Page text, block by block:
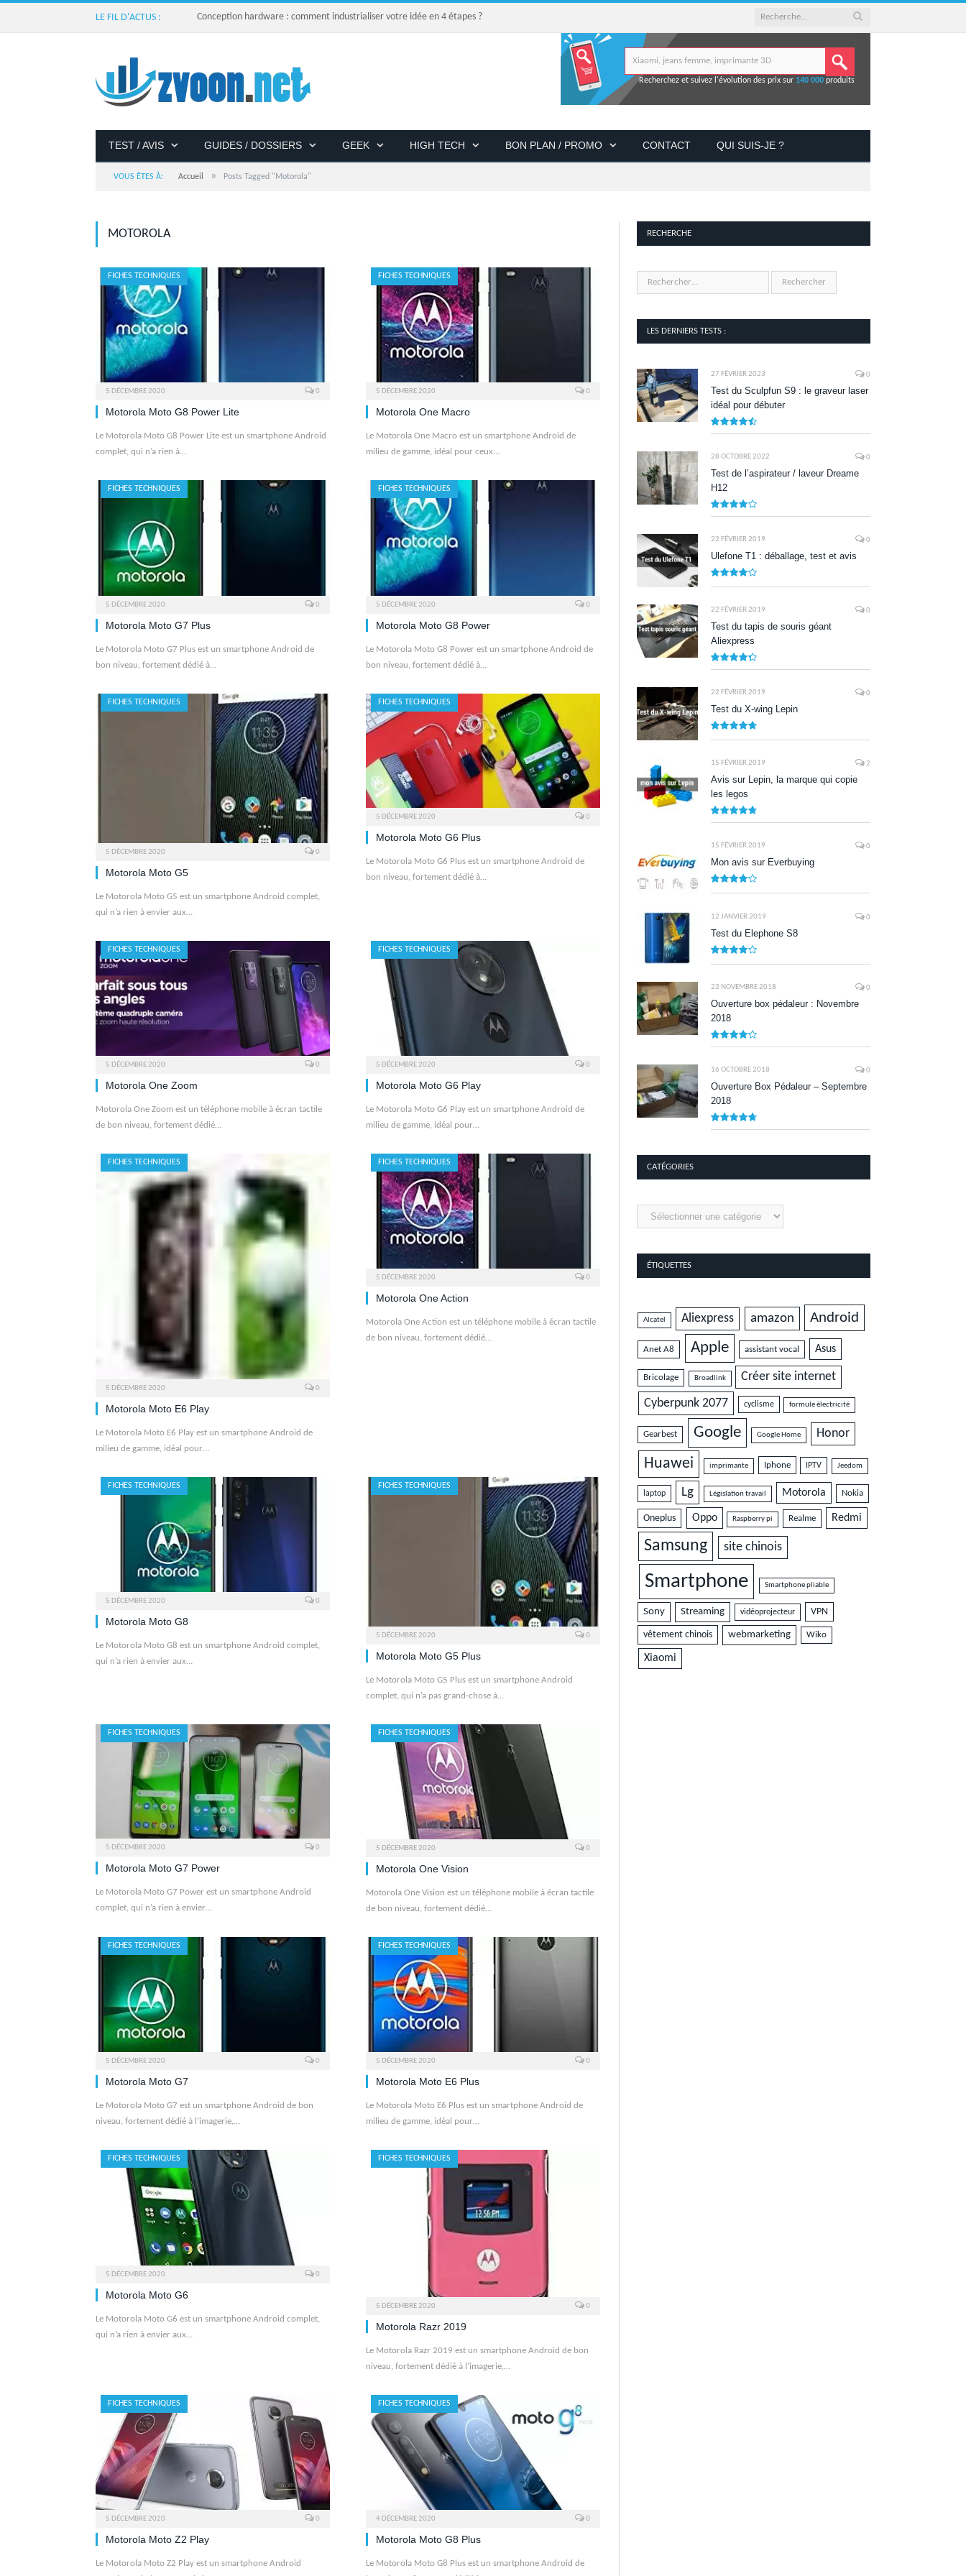
LE FIL D'ACTUS : Conception hardware : comment industrialiser votre idée en 4 étapes ?
Recherchez et suivez l'évolution des prix sur 140 000 produits
TEST / AVIS GUIDES / DOSSIERS GEEK HIGH TECH BON PLAN / PROMO CONTACT QUI SUIS-JE ?
VOUS ÊTES À: Accueil » Posts Tagged "Motorola"
MOTOROLA
FICHES TECHNIQUES
5 DÉCEMBRE 2020 0
Motorola Moto G8 Power Lite
Le Motorola Moto G8 Power Lite est un smartphone Android
complet, qui n’a rien à…
FICHES TECHNIQUES
5 DÉCEMBRE 2020 0
Motorola One Macro
Le Motorola One Macro est un smartphone Android de
milieu de gamme, idéal pour ceux…
FICHES TECHNIQUES
5 DÉCEMBRE 2020 0
Motorola Moto G7 Plus
Le Motorola Moto G7 Plus est un smartphone Android de
bon niveau, fortement dédié à…
FICHES TECHNIQUES
5 DÉCEMBRE 2020 0
Motorola Moto G8 Power
Le Motorola Moto G8 Power est un smartphone Android de
bon niveau, fortement dédié à…
FICHES TECHNIQUES
5 DÉCEMBRE 2020 0
Motorola Moto G5
Le Motorola Moto G5 est un smartphone Android complet,
qui n’a rien à envier aux…
FICHES TECHNIQUES
5 DÉCEMBRE 2020 0
Motorola Moto G6 Plus
Le Motorola Moto G6 Plus est un smartphone Android de
bon niveau, fortement dédié à…
FICHES TECHNIQUES
5 DÉCEMBRE 2020 0
Motorola One Zoom
Motorola One Zoom est un téléphone mobile à écran tactile
de bon niveau, fortement dédié…
FICHES TECHNIQUES
5 DÉCEMBRE 2020 0
Motorola Moto G6 Play
Le Motorola Moto G6 Play est un smartphone Android de
milieu de gamme, idéal pour…
FICHES TECHNIQUES
5 DÉCEMBRE 2020 0
Motorola Moto E6 Play
Le Motorola Moto E6 Play est un smartphone Android de
milieu de gamme, idéal pour…
FICHES TECHNIQUES
5 DÉCEMBRE 2020 0
Motorola One Action
Motorola One Action est un téléphone mobile à écran tactile
de bon niveau, fortement dédié…
FICHES TECHNIQUES
5 DÉCEMBRE 2020 0
Motorola Moto G8
Le Motorola Moto G8 est un smartphone Android complet,
qui n’a rien à envier aux…
FICHES TECHNIQUES
5 DÉCEMBRE 2020 0
Motorola Moto G5 Plus
Le Motorola Moto G5 Plus est un smartphone Android
complet, qui n’a pas grand-chose à…
FICHES TECHNIQUES
5 DÉCEMBRE 2020 0
Motorola Moto G7 Power
Le Motorola Moto G7 Power est un smartphone Android
complet, qui n’a rien à envier…
FICHES TECHNIQUES
5 DÉCEMBRE 2020 0
Motorola One Vision
Motorola One Vision est un téléphone mobile à écran tactile
de bon niveau, fortement dédié…
FICHES TECHNIQUES
5 DÉCEMBRE 2020 0
Motorola Moto G7
Le Motorola Moto G7 est un smartphone Android de bon
niveau, fortement dédié à l’imagerie,…
FICHES TECHNIQUES
5 DÉCEMBRE 2020 0
Motorola Moto E6 Plus
Le Motorola Moto E6 Plus est un smartphone Android de
milieu de gamme, idéal pour…
FICHES TECHNIQUES
5 DÉCEMBRE 2020 0
Motorola Moto G6
Le Motorola Moto G6 est un smartphone Android complet,
qui n’a rien à envier aux…
FICHES TECHNIQUES
5 DÉCEMBRE 2020 0
Motorola Razr 2019
Le Motorola Razr 2019 est un smartphone Android de bon
niveau, fortement dédié à l’imagerie,…
FICHES TECHNIQUES
5 DÉCEMBRE 2020 0
Motorola Moto Z2 Play
Le Motorola Moto Z2 Play est un smartphone Android
FICHES TECHNIQUES
4 DÉCEMBRE 2020 0
Motorola Moto G8 Plus
Le Motorola Moto G8 Plus est un smartphone Android de
RECHERCHE
LES DERNIERS TESTS :
27 FÉVRIER 2023 0
Test du Sculpfun S9 : le graveur laser
idéal pour débuter
28 OCTOBRE 2022 0
Test de l’aspirateur / laveur Dreame
H12
22 FÉVRIER 2019 0
Ulefone T1 : déballage, test et avis
22 FÉVRIER 2019 0
Test du tapis de souris géant
Aliexpress
22 FÉVRIER 2019 0
Test du X-wing Lepin
15 FÉVRIER 2019 2
Avis sur Lepin, la marque qui copie
les legos
15 FÉVRIER 2019 0
Mon avis sur Everbuying
12 JANVIER 2019 0
Test du Elephone S8
22 NOVEMBRE 2018 0
Ouverture box pédaleur : Novembre
2018
16 OCTOBRE 2018 0
Ouverture Box Pédaleur – Septembre
2018
CATÉGORIES
Catégories
ÉTIQUETTES
Alcatel Aliexpress amazon Android
Anet A8 Apple assistant vocal Asus
Bricolage Broadlink Créer site internet
Cyberpunk 2077 cyclisme formule électricité
Gearbest Google Google Home Honor
Huawei imprimante Iphone IPTV Jeedom
laptop Lg Législation travail Motorola Nokia
Oneplus Oppo Raspberry pi Realme Redmi
Samsung site chinois
Smartphone Smartphone pliable
Sony Streaming vidéoprojecteur VPN
vêtement chinois webmarketing Wiko
Xiaomi